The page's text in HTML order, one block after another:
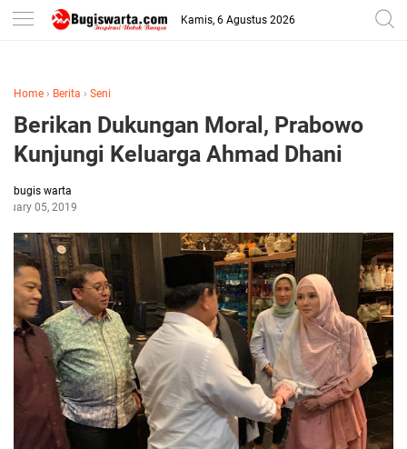
-->
Kamis, 6 Agustus 2026
Home › Berita › Seni
Berikan Dukungan Moral, Prabowo
Kunjungi Keluarga Ahmad Dhani
bugis warta
05, 2019